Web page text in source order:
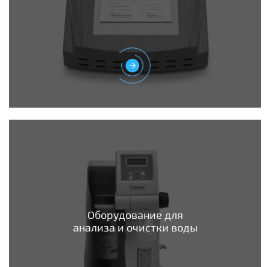
Оборудование для
анализа и очистки воды